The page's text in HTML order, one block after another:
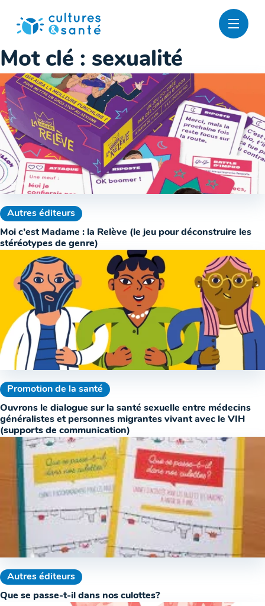
contenu
Mot clé : sexualité
Autres éditeurs
Moi c’est Madame : la Relève (le jeu pour déconstruire les
stéréotypes de genre)
Promotion de la santé
Ouvrons le dialogue sur la santé sexuelle entre médecins
généralistes et personnes migrantes vivant avec le VIH
(supports de communication)
Autres éditeurs
Que se passe-t-il dans nos culottes?